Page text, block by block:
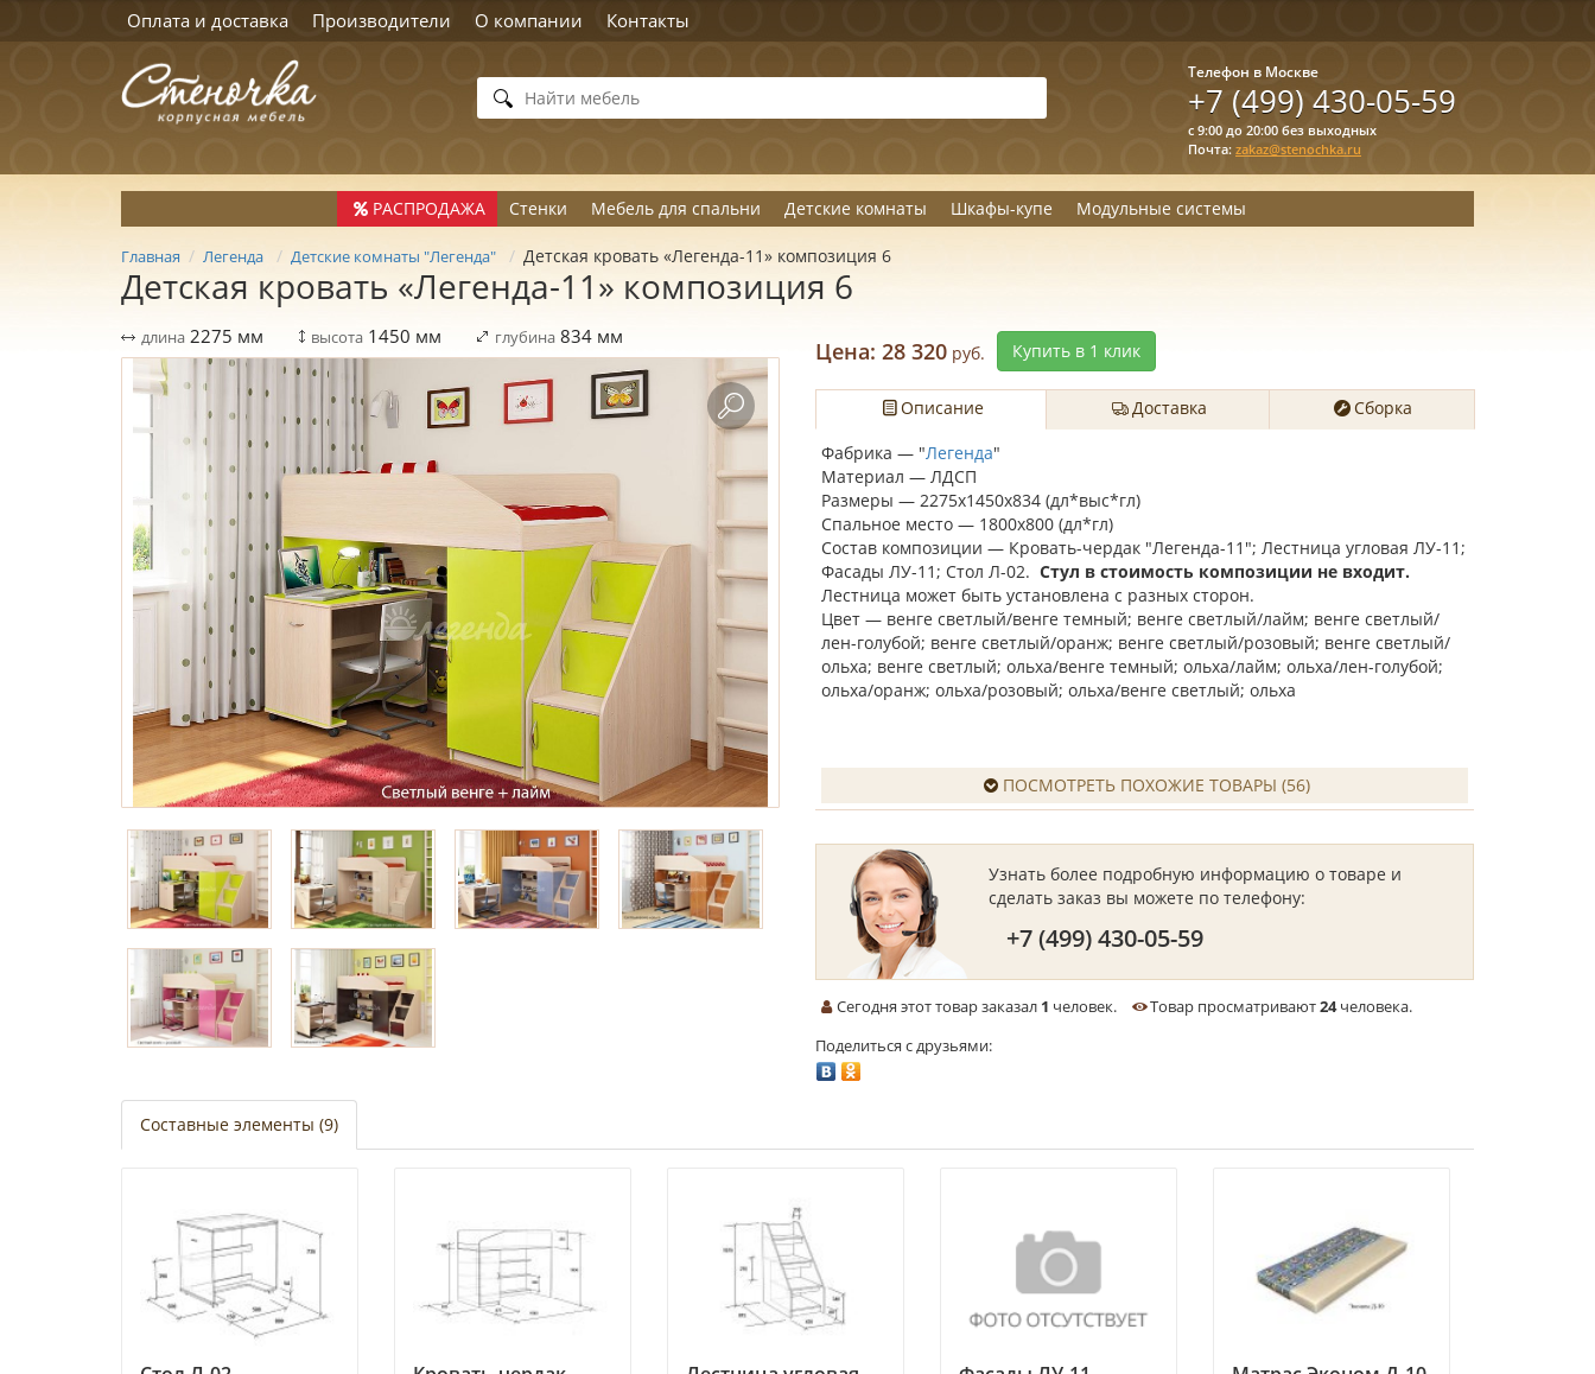
Оплата и доставка Производители О компании Контакты
Телефон в Москве
+7 (499) 430-05-59
с 9:00 до 20:00 без выходных
Почта: zakaz@stenochka.ru
РАСПРОДАЖА Стенки Мебель для спальни Детские комнаты Шкафы-купе Модульные системы
Главная Легенда Детские комнаты "Легенда" Детская кровать «Легенда-11» композиция 6
Детская кровать «Легенда-11» композиция 6
длина 2275 мм высота 1450 мм глубина 834 мм
Цена: 28 320 руб. Купить в 1 клик
Описание Доставка
Сборка
Фабрика — "Легенда"
Материал — ЛДСП
Размеры — 2275х1450х834 (дл*выс*гл)
Спальное место — 1800х800 (дл*гл)
Состав композиции — Кровать-чердак "Легенда-11"; Лестница угловая ЛУ-11;
Фасады ЛУ-11; Стол Л-02. Стул в стоимость композиции не входит.
Лестница может быть установлена с разных сторон.
Цвет — венге светлый/венге темный; венге светлый/лайм; венге светлый/
лен-голубой; венге светлый/оранж; венге светлый/розовый; венге светлый/
ольха; венге светлый; ольха/венге темный; ольха/лайм; ольха/лен-голубой;
ольха/оранж; ольха/розовый; ольха/венге светлый; ольха
ПОСМОТРЕТЬ ПОХОЖИЕ ТОВАРЫ (56)
Узнать более подробную информацию о товаре и
сделать заказ вы можете по телефону:
+7 (499) 430-05-59
Сегодня этот товар заказал 1 человек. Товар просматривают24человека.
Поделиться с друзьями:
Составные элементы (9)